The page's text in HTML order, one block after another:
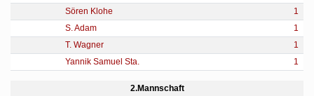
Sören Klohe
1
S. Adam
1
T. Wagner
1
Yannik Samuel Sta.
1
2.Mannschaft